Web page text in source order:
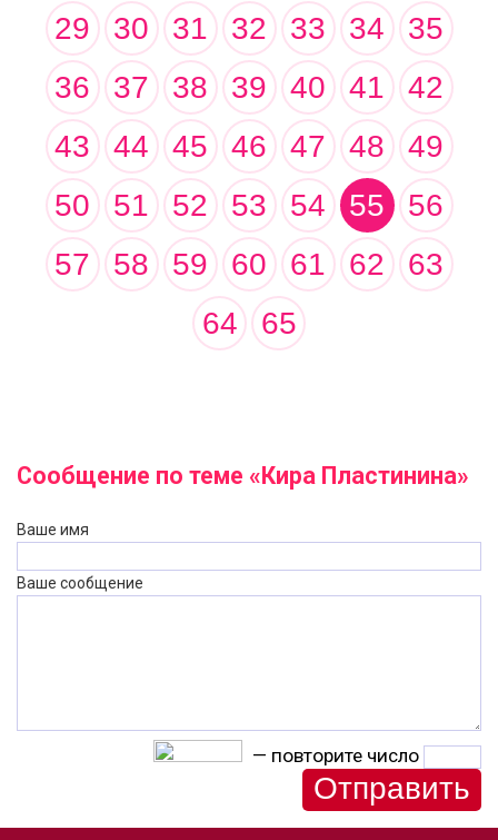
29
30 31 32 33 34
35
36
37 38 39 40 41
42
43
44 45 46 47 48
49
50
51 52 53 54 55
56
57
58 59 60 61 62
63
64
65
Сообщение по теме «Кира Пластинина»
Ваше имя
Ваше сообщение
— повторите число